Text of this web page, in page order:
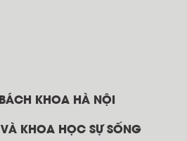
KHOA HÀ NỘI
KHOA HỌC SỰ SỐNG